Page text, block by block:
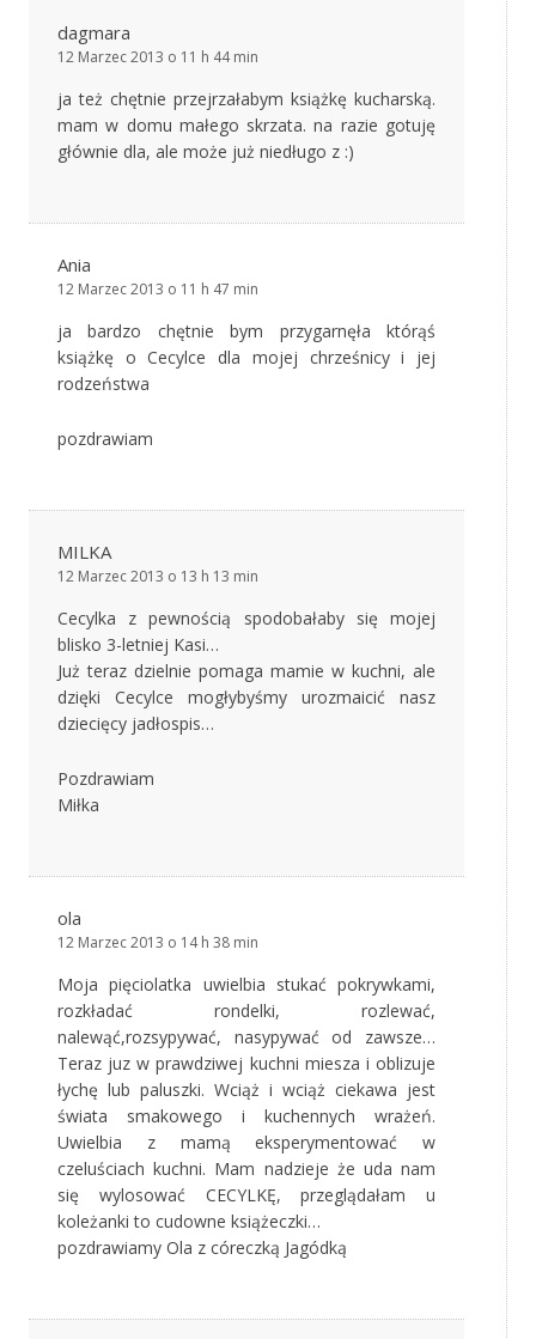
dagmara
12 Marzec 2013 o 11 h 44 min
ja też chętnie przejrzałabym książkę kucharską.
mam w domu małego skrzata. na razie gotuję
głównie dla, ale może już niedługo z :)
Ania
12 Marzec 2013 o 11 h 47 min
ja bardzo chętnie bym przygarnęła którąś
książkę o Cecylce dla mojej chrześnicy i jej
rodzeństwa
pozdrawiam
MILKA
12 Marzec 2013 o 13 h 13 min
Cecylka z pewnością spodobałaby się mojej
blisko 3-letniej Kasi…
Już teraz dzielnie pomaga mamie w kuchni, ale
dzięki Cecylce mogłybyśmy urozmaicić nasz
dziecięcy jadłospis…
Pozdrawiam
Miłka
ola
12 Marzec 2013 o 14 h 38 min
Moja pięciolatka uwielbia stukać pokrywkami,
rozkładać rondelki, rozlewać,
nalewąć,rozsypywać, nasypywać od zawsze…
Teraz juz w prawdziwej kuchni miesza i oblizuje
łychę lub paluszki. Wciąż i wciąż ciekawa jest
świata smakowego i kuchennych wrażeń.
Uwielbia z mamą eksperymentować w
czeluściach kuchni. Mam nadzieje że uda nam
się wylosować CECYLKĘ, przeglądałam u
koleżanki to cudowne książeczki…
pozdrawiamy Ola z córeczką Jagódką